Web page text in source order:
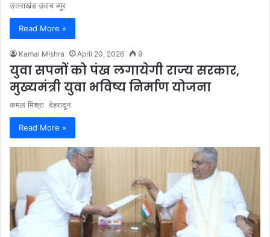
उत्तराखंड उवाच ब्यूर
Read More »
Kamal Mishra April 20, 2026 9
युवा सपनों को पंख लगायेगी राज्य सरकार,
मुख्यमंत्री युवा भविष्य निर्माण योजना
कमल मिश्रा देहरादून
Read More »